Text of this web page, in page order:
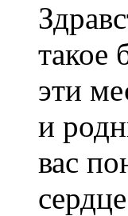
такое
эти
и
вас